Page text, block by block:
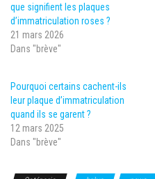
que signifient les plaques
d’immatriculation roses ?
21 mars 2026
Dans "brève"
Pourquoi certains cachent-ils
leur plaque d’immatriculation
quand ils se garent ?
12 mars 2025
Dans "brève"